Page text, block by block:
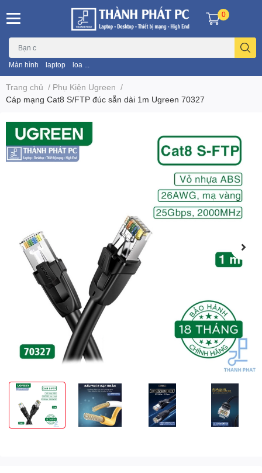
Màn hình laptop loa ...
0
Trang chủ / Phụ Kiện Ugreen /
Cáp mạng Cat8 S/FTP đúc sẵn dài 1m Ugreen 70327